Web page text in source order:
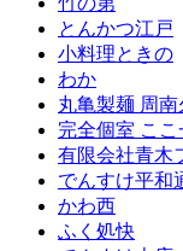
とんかつ江戸
小料理ときの
わか
丸亀製麺 周
完全個室 こ
有限会社青木
でんすけ平和
かわ西
ふく処快